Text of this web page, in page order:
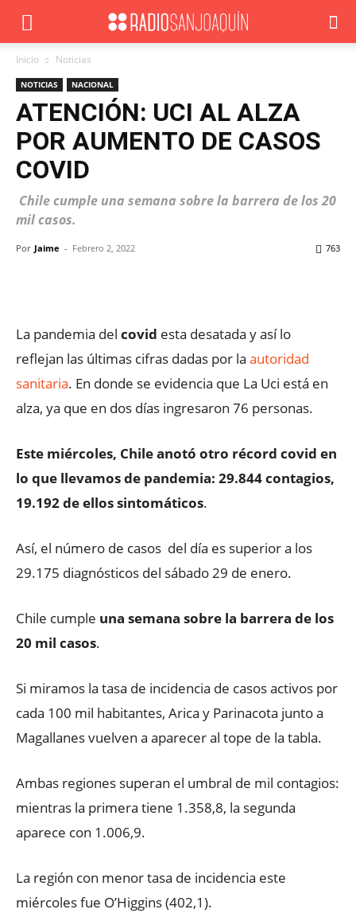
Inicio Noticias
NOTICIAS NACIONAL
ATENCIÓN: UCI AL ALZA
POR AUMENTO DE CASOS
COVID
Chile cumple una semana sobre la barrera de los 20
mil casos.
Por Jaime - Febrero 2, 2022 763
La pandemia del covid esta desatada y así lo
reflejan las últimas cifras dadas por la autoridad
sanitaria. En donde se evidencia que La Uci está en
alza, ya que en dos días ingresaron 76 personas.
Este miércoles, Chile anotó otro récord covid en
lo que llevamos de pandemia: 29.844 contagios,
19.192 de ellos sintomáticos.
Así, el número de casos del día es superior a los
29.175 diagnósticos del sábado 29 de enero.
Chile cumple una semana sobre la barrera de los
20 mil casos.
Si miramos la tasa de incidencia de casos activos por
cada 100 mil habitantes, Arica y Parinacota junto a
Magallanes vuelven a aparecer al tope de la tabla.
Ambas regiones superan el umbral de mil contagios:
mientras la primera tiene 1.358,8, la segunda
aparece con 1.006,9.
La región con menor tasa de incidencia este
miércoles fue O’Higgins (402,1).